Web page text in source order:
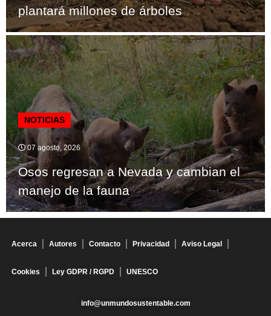
plantará millones de árboles
NOTICIAS
07 agosto, 2026
Osos regresan a Nevada y cambian el
manejo de la fauna
Acerca Autores Contacto Privacidad Aviso Legal
Cookies Ley GDPR / RGPD UNESCO
info@unmundosustentable.com